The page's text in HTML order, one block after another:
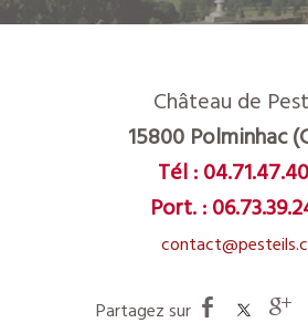
Château de
15800 Polminhac
Tél :
Port. :